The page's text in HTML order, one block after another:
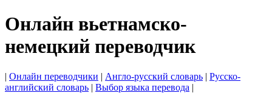
Онлайн вьетнамско-
немецкий переводчик
| Онлайн переводчики | Англо-русский словарь | Русско-
английский словарь | Выбор языка перевода |